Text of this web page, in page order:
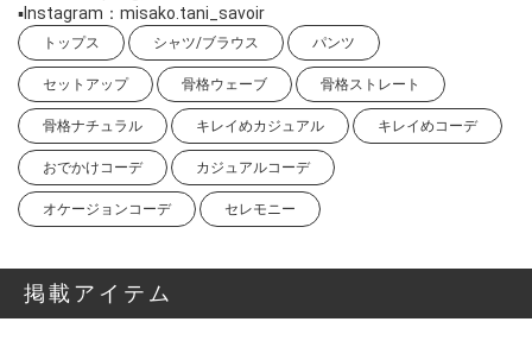
▪️Instagram：misako.tani_savoir
トップス シャツ/ブラウス パンツ
セットアップ 骨格ウェーブ 骨格ストレート
骨格ナチュラル キレイめカジュアル キレイめコーデ
おでかけコーデ カジュアルコーデ
オケージョンコーデ セレモニー
掲載アイテム